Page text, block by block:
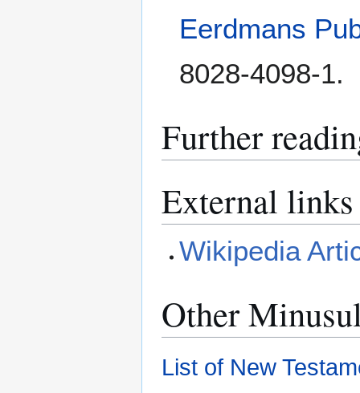
Eerdmans
8028-4098-1.
Further
External links
Wikipedia
Other
List of New